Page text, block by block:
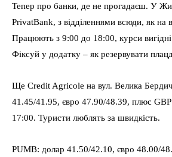
Тепер про банки, де не прогадаєш. У
PrivatBank, з відділеннями всюди, як на
Працюють з 9:00 до 18:00, курси
Фіксуй у додатку – як резервувати
Ще Credit Agricole на вул. Велика
41.45/41.95, євро 47.90/48.39, плюс
17:00. Туристи люблять за швидкість.
PUMB: долар 41.50/42.10, євро 48.00/